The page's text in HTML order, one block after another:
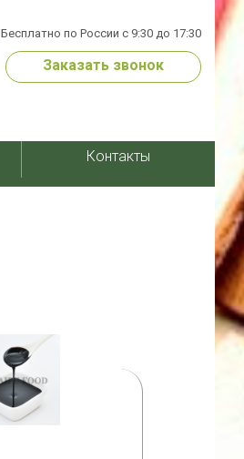
Бесплатно по России с 9:30 до 17:30
Заказать звонок
Контакты